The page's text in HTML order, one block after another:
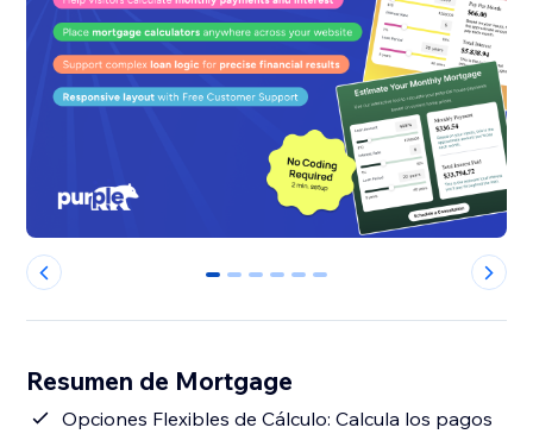
0 1 2 3 4 5
Resumen de Mortgage
Opciones Flexibles de Cálculo: Calcula los pagos